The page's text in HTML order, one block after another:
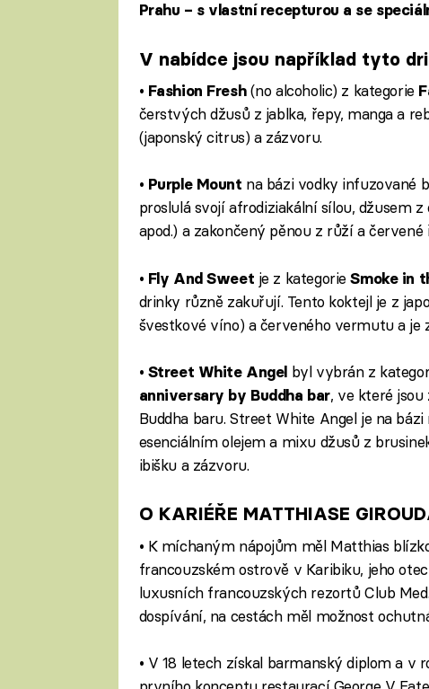
Prahu – s vlastní recepturou a se
V nabídce jsou například tyto
• Fashion Fresh(no alcoholic) z kategorie
čerstvých džusů z jablka, řepy, manga a
(japonský citrus) a zázvoru.
• Purple Mount na bázi vodky infuzované
proslulá svojí afrodiziakální sílou, džusem
apod.) a zakončený pěnou z růží a červené
• Fly And Sweet je z kategorieSmoke in
drinky různě zakuřují. Tento koktejl je z
švestkové víno) a červeného vermutu a je
• Street White Angel byl vybrán z
anniversary by Buddha bar, ve které
Buddha baru. Street White Angel je na
esenciálním olejem a mixu džusů z
ibišku a zázvoru.
O KARIÉŘE MATTHIASE
• K míchaným nápojům měl Matthias
francouzském ostrově v Karibiku, jeho
luxusních francouzských rezortů Club
dospívání, na cestách měl možnost
• V 18 letech získal barmanský diplom a v